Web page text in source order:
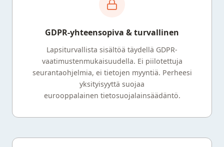
GDPR-yhteensopiva & turvallinen
Lapsiturvallista sisältöä täydellä GDPR-
vaatimustenmukaisuudella. Ei piilotettuja
seurantaohjelmia, ei tietojen myyntiä. Perheesi
yksityisyyttä suojaa
eurooppalainen tietosuojalainsäädäntö.